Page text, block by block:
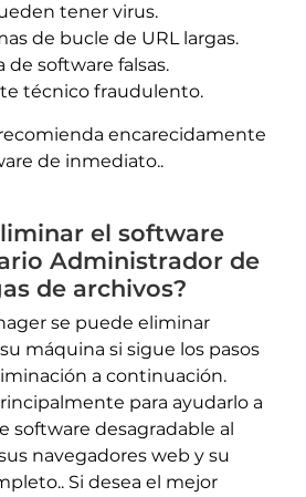
tener virus.
de bucle de URL largas.
de software falsas.
técnico fraudulento.
encarecidamente
de inmediato..
el software
Administrador de
de archivos?
se puede eliminar
máquina si sigue los pasos
a continuación.
para ayudarlo a
software desagradable al
navegadores web y su
Si desea el mejor